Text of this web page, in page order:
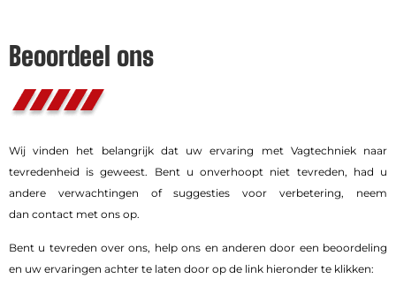
Beoordeel ons
Wij vinden het belangrijk dat uw ervaring met Vagtechniek naar
tevredenheid is geweest. Bent u onverhoopt niet tevreden, had u
andere verwachtingen of suggesties voor verbetering, neem
dan contact met ons op.
Bent u tevreden over ons, help ons en anderen door een beoordeling
en uw ervaringen achter te laten door op de link hieronder te klikken: